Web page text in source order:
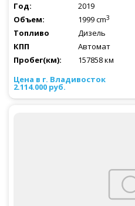
2019
1999 cm3
Дизель
Автомат
157858 км
2.114.000 руб.